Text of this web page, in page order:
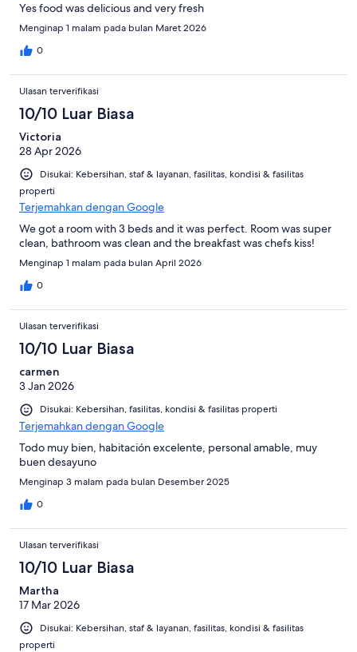
Yes food was delicious and very fresh
Menginap 1 malam pada bulan Maret 2026
0
Ulasan terverifikasi
10/10 Luar Biasa
Victoria
28 Apr 2026
Disukai: Kebersihan, staf & layanan, fasilitas, kondisi & fasilitas
properti
Terjemahkan dengan Google
We got a room with 3 beds and it was perfect. Room was super
clean, bathroom was clean and the breakfast was chefs kiss!
Menginap 1 malam pada bulan April 2026
0
Ulasan terverifikasi
10/10 Luar Biasa
carmen
3 Jan 2026
Disukai: Kebersihan, fasilitas, kondisi & fasilitas properti
Terjemahkan dengan Google
Todo muy bien, habitación excelente, personal amable, muy
buen desayuno
Menginap 3 malam pada bulan Desember 2025
0
Ulasan terverifikasi
10/10 Luar Biasa
Martha
17 Mar 2026
Disukai: Kebersihan, staf & layanan, fasilitas, kondisi & fasilitas
properti